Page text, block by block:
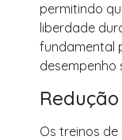
permitindo
liberdade
fundamental
desempenho
Os treinos